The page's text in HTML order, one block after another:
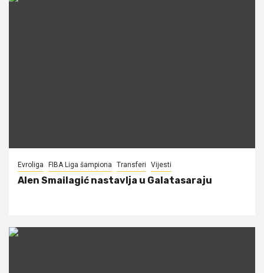
Evroliga FIBA Liga šampiona Transferi Vijesti
Alen Smailagić nastavlja u Galatasaraju